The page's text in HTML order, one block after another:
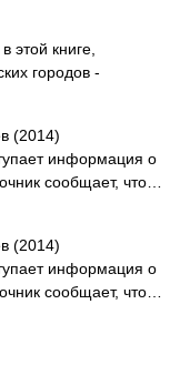
этой книге,
городов -
(2014)
информация о
сообщает, что…
(2014)
информация о
сообщает, что…